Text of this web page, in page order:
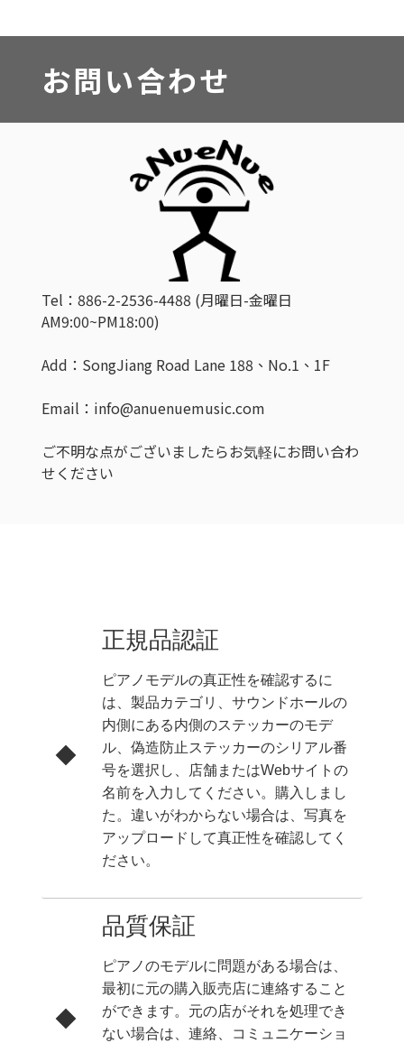
お問い合わせ
Tel：886-2-2536-4488 (月曜日-金曜日
AM9:00~PM18:00)
Add：SongJiang Road Lane 188、No.1、1F
Email：info@anuenuemusic.com
ご不明な点がございましたらお気軽にお問い合わ
せください
正規品認証
ピアノモデルの真正性を確認するに
は、製品カテゴリ、サウンドホールの
内側にある内側のステッカーのモデ
ル、偽造防止ステッカーのシリアル番
号を選択し、店舗またはWebサイトの
名前を入力してください。購入しまし
た。違いがわからない場合は、写真を
アップロードして真正性を確認してく
ださい。
品質保証
ピアノのモデルに問題がある場合は、
最初に元の購入販売店に連絡すること
ができます。元の店がそれを処理でき
ない場合は、連絡、コミュニケーショ